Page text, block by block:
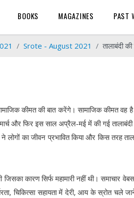
BOOKS MAGAZINES PAST
Srote - August 2021 तालाबंदी
कीमत की बात करेंगे। सामाजिक कीमत वह है
और फिर इस साल अप्रैल-मई में की गई तालाबंदी
का जीवन प्रभावित किया और किस तरह
कारण सिर्फ महामारी नहीं थी। समाचार
चिकित्सा सहायता में देरी, आय के स्रोत चले